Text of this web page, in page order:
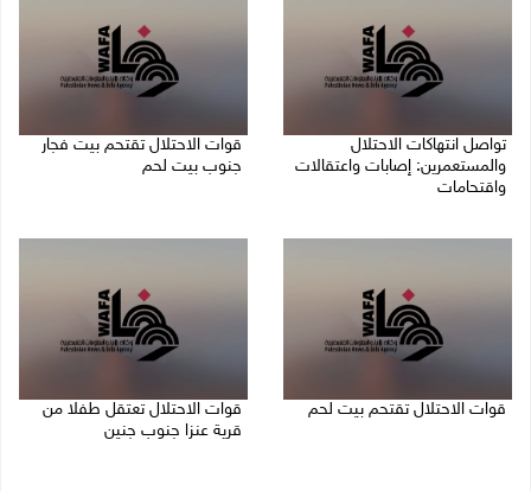
تواصل انتهاكات الاحتلال
والمستعمرين: إصابات واعتقالات
واقتحامات
قوات الاحتلال تقتحم بيت فجار
جنوب بيت لحم
قوات الاحتلال تقتحم بيت لحم
قوات الاحتلال تعتقل طفلا من
قرية عنزا جنوب جنين